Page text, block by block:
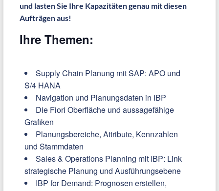
und lasten Sie Ihre Kapazitäten genau mit diesen
Aufträgen aus!
Ihre Themen:
Supply Chain Planung mit SAP: APO und
S/4 HANA
Navigation und Planungsdaten in IBP
Die Fiori Oberfläche und aussagefähige
Grafiken
Planungsbereiche, Attribute, Kennzahlen
und Stammdaten
Sales & Operations Planning mit IBP: Link
strategische Planung und Ausführungsebene
IBP for Demand: Prognosen erstellen,